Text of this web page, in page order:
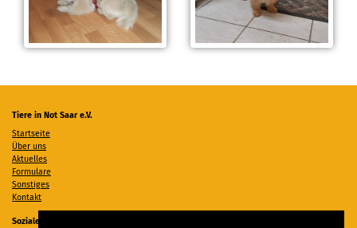
Tiere in Not Saar e.V.
Startseite
Über uns
Aktuelles
Formulare
Sonstiges
Kontakt
Soziale Medien